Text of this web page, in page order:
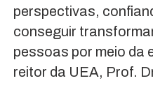
perspectivas,
conseguir
pessoas por meio da
reitor da UEA, Prof.